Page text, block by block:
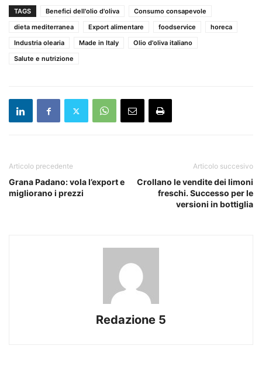
TAGS Benefici dell'olio d'oliva
Consumo consapevole
dieta mediterranea
Export alimentare foodservice
horeca
Industria olearia
Made in Italy
Olio d'oliva italiano
Salute e nutrizione
Articolo precedente
Grana Padano: vola l’export e
migliorano i prezzi
Articolo succesivo
Crollano le vendite dei limoni
freschi. Successo per le
versioni in bottiglia
Redazione 5